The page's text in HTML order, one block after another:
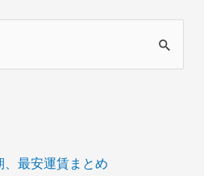
最安運賃まとめ